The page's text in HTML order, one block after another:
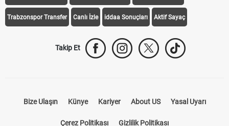
Trabzonspor Transfer Canlı İzle iddaa Sonuçları Aktif Sayaç
Takip Et
Bize Ulaşın Künye Kariyer About US Yasal Uyarı
Çerez Politikası Gizlilik Politikası